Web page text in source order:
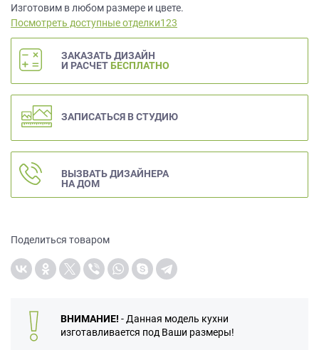
Изготовим в любом размере и цвете.
Посмотреть доступные отделки123
ЗАКАЗАТЬ ДИЗАЙН
И РАСЧЕТ БЕСПЛАТНО
ЗАПИСАТЬСЯ В СТУДИЮ
ВЫЗВАТЬ ДИЗАЙНЕРА
НА ДОМ
Поделиться товаром
ВНИМАНИЕ! - Данная модель кухни
изготавливается под Ваши размеры!
данных.